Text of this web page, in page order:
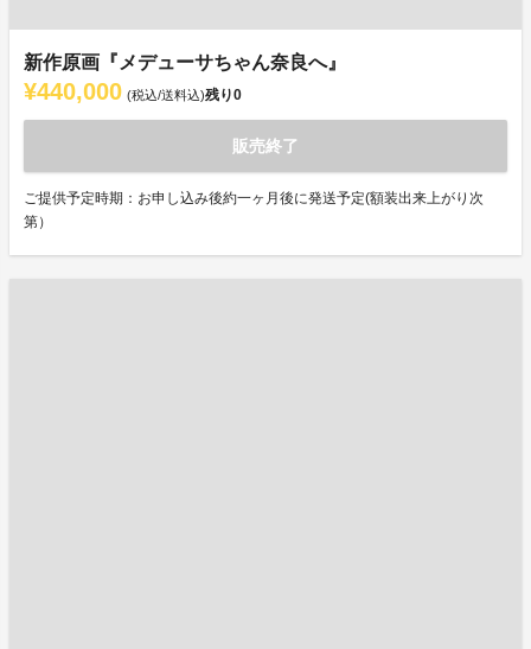
新作原画『メデューサちゃん奈良へ』
¥440,000 (税込/送料込)残り0
販売終了
ご提供予定時期：お申し込み後約一ヶ月後に発送予定(額装出来上がり次
第）